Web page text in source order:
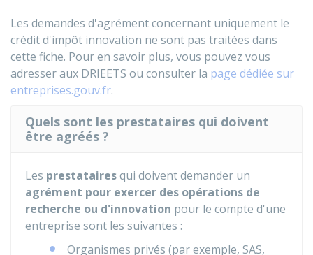
Les demandes d'agrément concernant uniquement le
crédit d'impôt innovation ne sont pas traitées dans
cette fiche. Pour en savoir plus, vous pouvez vous
adresser aux DRIEETS ou consulter la page dédiée sur
entreprises.gouv.fr.
Quels sont les prestataires qui doivent
être agréés ?
Les prestatairesqui doivent demander un
agrément pour exercer des opérations de
recherche ou d'innovation pour le compte d'une
entreprise sont les suivantes :
Organismes privés (par exemple, SAS,